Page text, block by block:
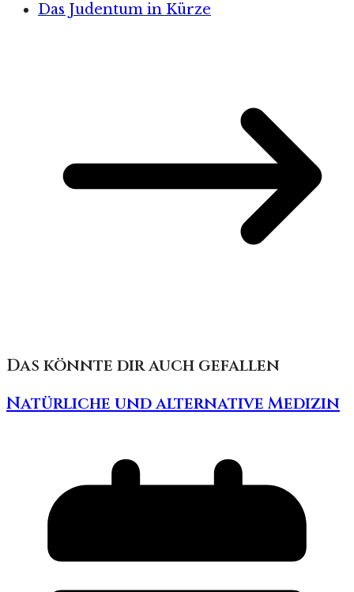
Das Judentum in Kürze
Das könnte dir auch gefallen
Natürliche und alternative Medizin